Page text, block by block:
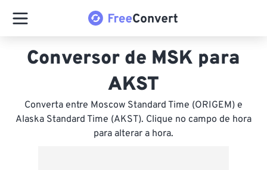
Conversor de MSK para
AKST
Converta entre Moscow Standard Time (ORIGEM) e
Alaska Standard Time (AKST). Clique no campo de hora
para alterar a hora.